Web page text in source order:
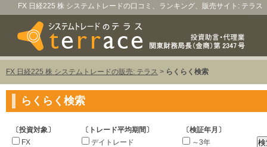
FX 日経225 株 システムトレードの口コミ、ランキング、販売サイト: テラス
FX 日経225 株 システムトレードの販売: テラス > らくらく検索
らくらく検索
〔投資対象〕
FX
〔トレード平均期間〕
デイトレード
〔検証年月〕
～3年